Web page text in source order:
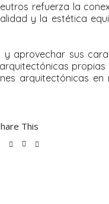
refuerza la
y la estética
aprovechar sus
arquitectónicas en
This